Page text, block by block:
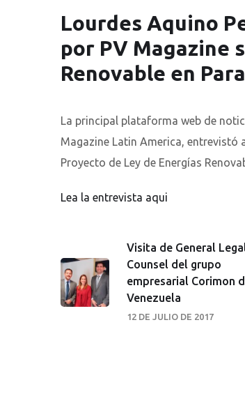
Lourdes Aquino
por PV Magazine
Renovable en
La principal plataforma web de
Magazine Latin America, entrevistó
Proyecto de Ley de Energías
Lea la entrevista aqui
Visita de General
Counsel del grupo
empresarial Corimon
Venezuela
12 DE JULIO DE 2017